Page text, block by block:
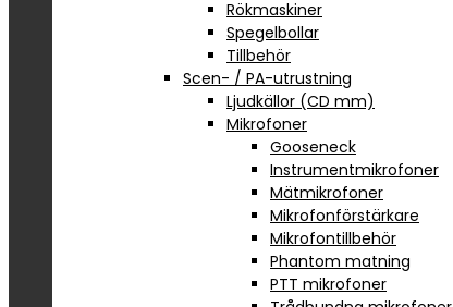
Rökmaskiner
Spegelbollar
Tillbehör
Scen- / PA-utrustning
Ljudkällor (CD mm)
Mikrofoner
Gooseneck
Instrumentmikrofoner
Mätmikrofoner
Mikrofonförstärkare
Mikrofontillbehör
Phantom matning
PTT mikrofoner